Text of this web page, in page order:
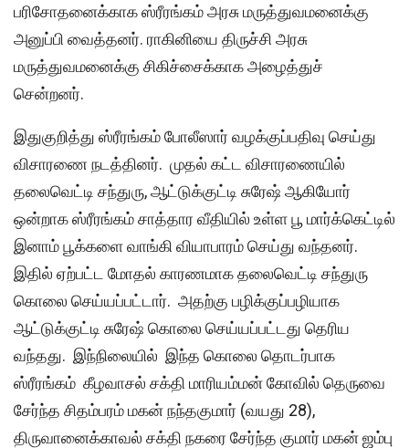
பரிசோதனைக்காக ஸ்ரீரங்கம் அரசு மருத்துவமனைக்கு
அனுப்பி வைத்தனர். ராகினியை திருச்சி அரசு
மருத்துவமனைக்கு சிகிச்சைக்காக அழைத்துச்
சென்றனர்.
இதுகுறித்து ஸ்ரீரங்கம் போலீஸார் வழக்குப்பதிவு செய்து
விசாரணை நடத்தினர். முதல் கட்ட விசாரணையில்
தலைவெட்டி சந்துரு, ஆட்டுக்குட்டி சுரேஷ் ஆகியோர்
ஒன்றாக ஸ்ரீரங்கம் சாத்தார வீதியில் உள்ள பூ மார்க்கெட்டில்
இனாம் பூக்களை வாங்கி வியாபாரம் செய்து வந்தனர்.
இதில் ஏற்பட்ட மோதல் காரணமாக தலைவெட்டி சந்துரு
கொலை செய்யப்பட்டார். அதற்கு பழிக்குப்பழியாக
ஆட்டுக்குட்டி சுரேஷ் கொலை செய்யப்பட்டது தெரிய
வந்தது. இந்நிலையில் இந்த கொலை தொடர்பாக
ஸ்ரீரங்கம் கீழவாசல் சக்தி மாரியம்மன் கோவில் தெருவை
சேர்ந்த சிதம்பரம் மகன் நந்தகுமார் (வயது 28),
திருவானைக்காவல் சக்தி நகரை சேர்ந்த குமார் மகன் ஜம்பு